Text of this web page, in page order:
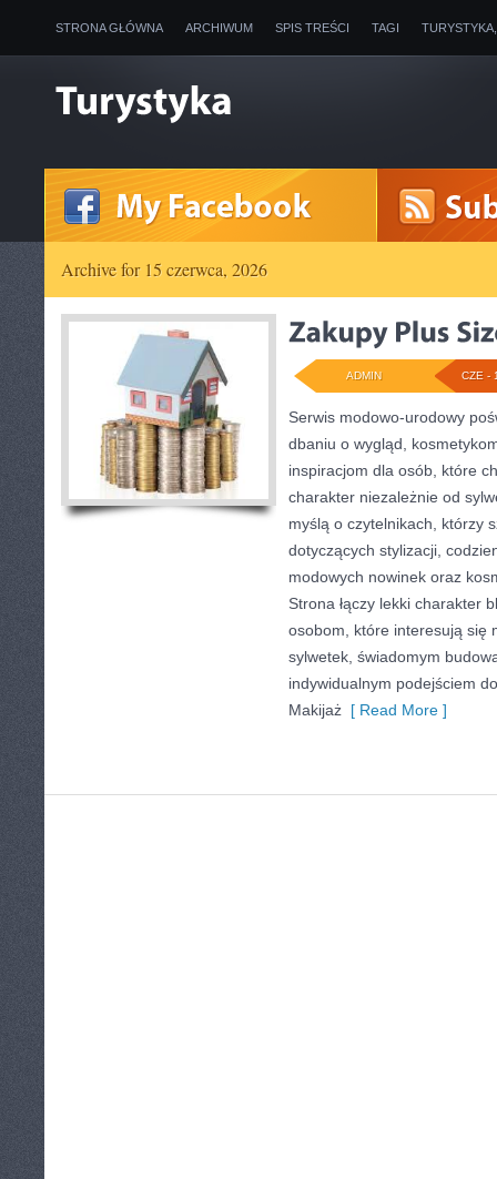
STRONA GŁÓWNA ARCHIWUM SPIS TREŚCI TAGI
Archive for 15 czerwca, 2026
CZE -
ADMIN
Serwis modowo-urodowy
dbaniu o wygląd,
inspiracjom dla osób, które
charakter niezależnie od
myślą o czytelnikach, którzy
dotyczących stylizacji,
modowych nowinek oraz
Strona łączy lekki charakter
osobom, które interesują się
sylwetek, świadomym
indywidualnym podejściem
Makijaż [ Read More ]